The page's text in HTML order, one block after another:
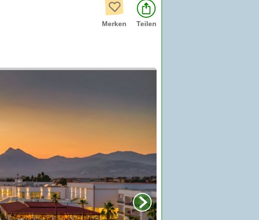
Merken Teilen